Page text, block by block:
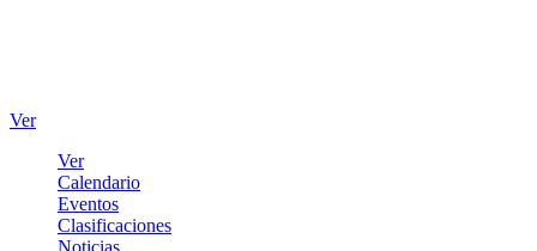
Ver
Ver
Calendario
Eventos
Clasificaciones
Noticias